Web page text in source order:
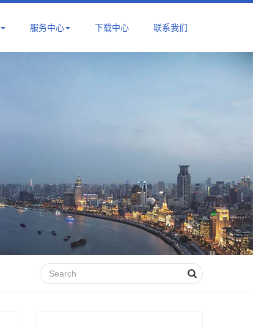
服务中心 下载中心 联系我们